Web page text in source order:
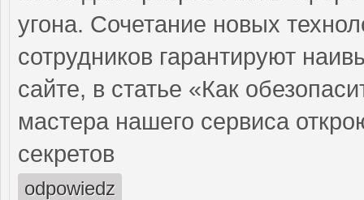
угона. Сочетание новых
сотрудников гарантируют
сайте, в статье «Как
мастера нашего сервиса
секретов
odpowiedz